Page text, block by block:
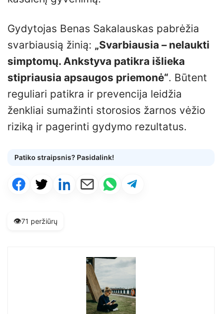
Gydytojas Benas Sakalauskas pabrėžia
svarbiausią žinią: „Svarbiausia – nelaukti
simptomų. Ankstyva patikra išlieka
stipriausia apsaugos priemonė“. Būtent
reguliari patikra ir prevencija leidžia
ženkliai sumažinti storosios žarnos vėžio
riziką ir pagerinti gydymo rezultatus.
Patiko straipsnis? Pasidalink!
👁️71 peržiūrų